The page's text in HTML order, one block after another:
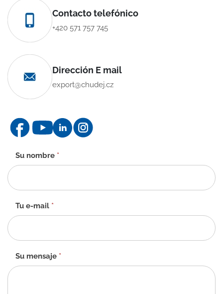
Contacto telefónico
+420 571 757 745
Dirección E mail
export@chudej.cz
Formulario
de
contacto
-
Su nombre *
Tu e-mail *
Su mensaje *